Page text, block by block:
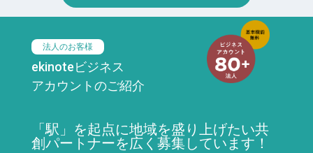
法人のお客様
ekinoteビジネス
アカウントのご紹介
「駅」を起点に地域を盛り上げたい共
創パートナーを広く募集しています！